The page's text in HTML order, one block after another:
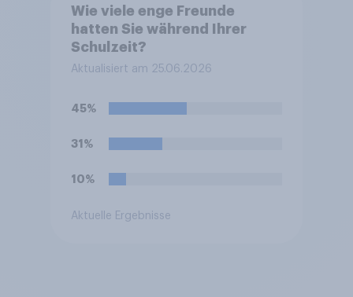
Wie viele enge Freunde
hatten Sie während Ihrer
Schulzeit?
Aktualisiert am 25.06.2026
45%
31%
10%
Aktuelle Ergebnisse